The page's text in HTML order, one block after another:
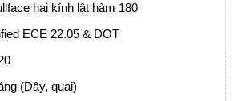
hai kính lật hàm 180
ECE 22.05 & DOT
(Dây, quai)